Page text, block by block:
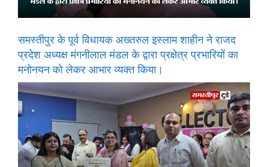
समस्तीपुर के पूर्व विधायक अख्तरुल इस्लाम शाहीन ने राजद
प्रदेश अध्यक्ष मंगनीलाल मंडल के द्वारा प्रक्षेत्र प्रभारियों का
मनोनयन को लेकर आभार व्यक्त किया।